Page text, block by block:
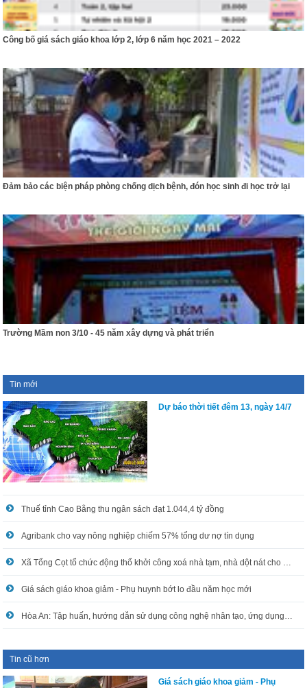
Công bố giá sách giáo khoa lớp 2, lớp 6 năm học 2021 – 2022
Đảm bảo các biện pháp phòng chống dịch bệnh, đón học sinh đi học trở lại
Trường Mầm non 3/10 - 45 năm xây dựng và phát triển
Tin mới
Dự báo thời tiết đêm 13, ngày 14/7
Thuế tỉnh Cao Bằng thu ngân sách đạt 1.044,4 tỷ đồng
Agribank cho vay nông nghiệp chiếm 57% tổng dư nợ tín dụng
Giá sách giáo khoa giảm - Phụ huynh bớt lo đầu năm học mới
Tin cũ hơn
Giá sách giáo khoa giảm - Phụ